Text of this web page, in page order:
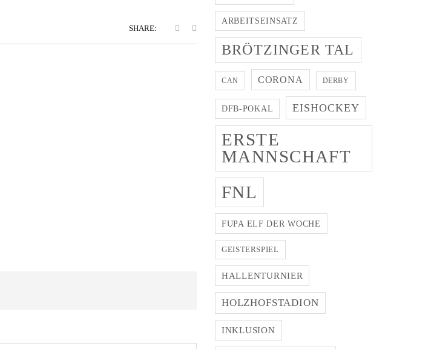
SHARE:
ARBEITSEINSATZ
BRÖTZINGER TAL
CAN CORONA DERBY
DFB-POKAL EISHOCKEY
ERSTE
MANNSCHAFT
FNL
FUPA ELF DER WOCHE
GEISTERSPIEL
HALLENTURNIER
HOLZHOFSTADION
INKLUSION